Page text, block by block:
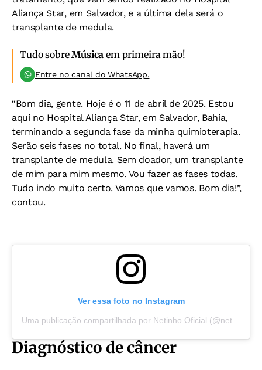
Aliança Star, em Salvador, e a última dela será o
transplante de medula.
Tudo sobreMúsica em primeira mão!
Entre no canal do WhatsApp.
“Bom dia, gente. Hoje é o 11 de abril de 2025. Estou
aqui no Hospital Aliança Star, em Salvador, Bahia,
terminando a segunda fase da minha quimioterapia.
Serão seis fases no total. No final, haverá um
transplante de medula. Sem doador, um transplante
de mim para mim mesmo. Vou fazer as fases todas.
Tudo indo muito certo. Vamos que vamos. Bom dia!”,
contou.
Ver essa foto no Instagram
Diagnóstico de câncer